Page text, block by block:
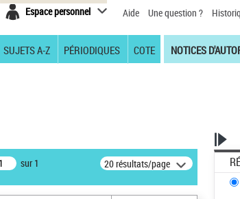
Espace personnel Aide Une question ?
SUJETS A-Z PÉRIODIQUES COTE NOTICES
sur 1 20 résultats/page